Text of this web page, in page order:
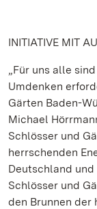
INITIATIVE MIT
„Für uns alle
Umdenken
Gärten Baden-
Michael
Schlösser und
herrschenden
Deutschland
Schlösser und
den Brunnen der